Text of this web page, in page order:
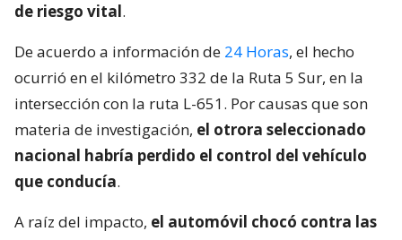
de riesgo vital.
De acuerdo a información de 24 Horas, el hecho
ocurrió en el kilómetro 332 de la Ruta 5 Sur, en la
intersección con la ruta L-651. Por causas que son
materia de investigación, el otrora seleccionado
nacional habría perdido el control del vehículo
que conducía.
A raíz del impacto, el automóvil chocó contra las